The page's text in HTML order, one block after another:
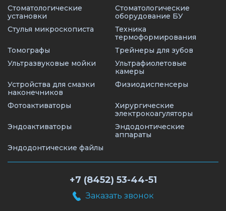
Стоматологические
установки
Стоматологические
оборудование БУ
Стулья микроскописта
Техника
термоформирования
Томографы
Трейнеры для зубов
Ультразвуковые мойки
Ультрафиолетовые
камеры
Устройства для смазки
наконечников
Физиодиспенсеры
Фотоактиваторы
Хирургические
электрокоагуляторы
Эндоактиваторы
Эндодонтические
аппараты
Эндодонтические файлы
+7 (8452) 53-44-51
Заказать звонок